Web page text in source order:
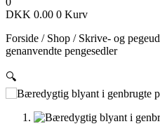
DKK 0.00 0 Kurv
Forside / Shop / Skrive- og
genanvendte pengesedler
🔍